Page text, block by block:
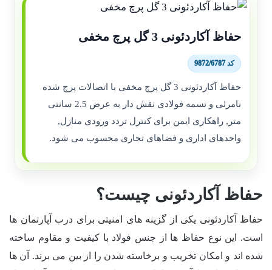
حفاظ آکاردئونی 3 گل پرچ مخفی
کد 9872/6787
حفاظ آکاردئونی 3 گل پرچ مخفی با اتصالات پرچ شده
نامرئی و تسمه فولادی نقش دار به عرض 2.5 سانتی
متر, راهکاری ایمن برای کنترل تردد ورودی منازل,
واحدهای اداری و فضاهای تجاری محسوب می شود.
حفاظ آکاردئونی چیست؟
حفاظ آکاردئونی یکی از گزینه های امنیتی برای درب آپارتمان ها
است. این نوع حفاظ ها از جنس فولاد با کیفیت و مقاوم ساخته
شده اند و امکان تخریب و برخاسته شدن را از بین می برند. آن ها